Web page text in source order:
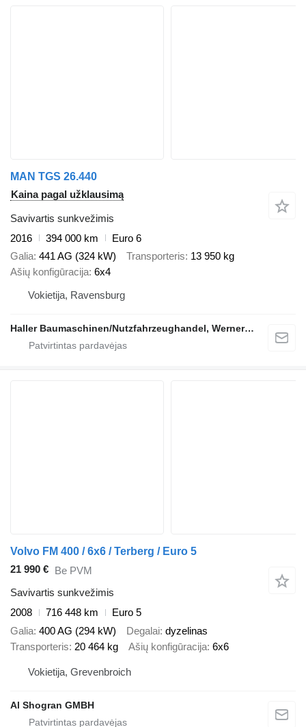
MAN TGS 26.440
Kaina pagal užklausimą
Savivartis sunkvežimis
2016
394 000 km
Euro 6
Galia 441 AG (324 kW) Transporteris 13 950 kg
Ašių konfigūracija 6x4
Vokietija, Ravensburg
Haller Baumaschinen/Nutzfahrzeughandel, Werner Haller e.K.
Volvo FM 400 / 6x6 / Terberg / Euro 5
21 990 € Be PVM
Savivartis sunkvežimis
2008
716 448 km
Euro 5
Galia 400 AG (294 kW) Degalai dyzelinas
Transporteris 20 464 kg Ašių konfigūracija 6x6
Vokietija, Grevenbroich
Al Shogran GMBH